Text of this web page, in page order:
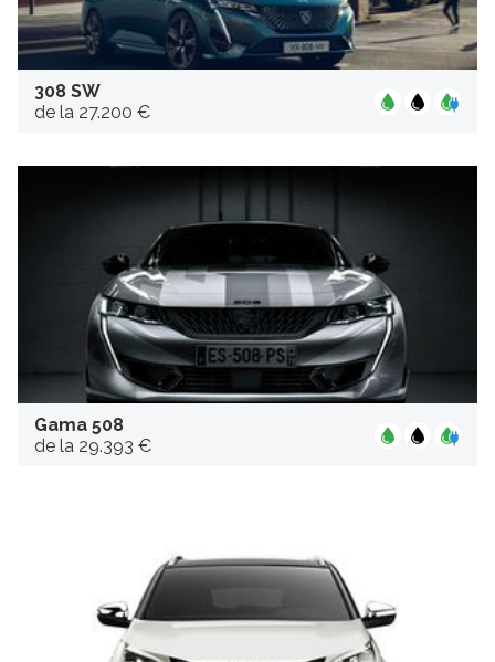
308 SW
de la 27.200 €
Gama 508
de la 29.393 €